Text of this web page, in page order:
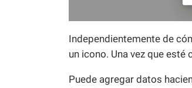
Independientemente de
un icono. Una vez que esté
Puede agregar datos